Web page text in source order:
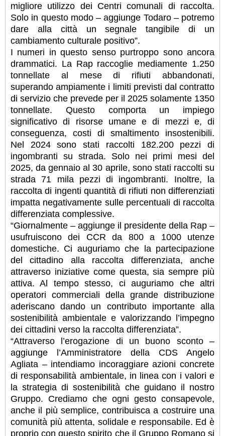
migliore utilizzo dei Centri comunali di raccolta.
Solo in questo modo – aggiunge Todaro – potremo
dare alla città un segnale tangibile di un
cambiamento culturale positivo”.
I numeri in questo senso purtroppo sono ancora
drammatici. La Rap raccoglie mediamente 1.250
tonnellate al mese di rifiuti abbandonati,
superando ampiamente i limiti previsti dal contratto
di servizio che prevede per il 2025 solamente 1350
tonnellate. Questo comporta un impiego
significativo di risorse umane e di mezzi e, di
conseguenza, costi di smaltimento insostenibili.
Nel 2024 sono stati raccolti 182.200 pezzi di
ingombranti su strada. Solo nei primi mesi del
2025, da gennaio al 30 aprile, sono stati raccolti su
strada 71 mila pezzi di ingombranti. Inoltre, la
raccolta di ingenti quantità di rifiuti non differenziati
impatta negativamente sulle percentuali di raccolta
differenziata complessive.
“Giornalmente – aggiunge il presidente della Rap –
usufruiscono dei CCR da 800 a 1000 utenze
domestiche. Ci auguriamo che la partecipazione
del cittadino alla raccolta differenziata, anche
attraverso iniziative come questa, sia sempre più
attiva. Al tempo stesso, ci auguriamo che altri
operatori commerciali della grande distribuzione
aderiscano dando un contributo importante alla
sostenibilità ambientale e valorizzando l’impegno
dei cittadini verso la raccolta differenziata”.
“Attraverso l’erogazione di un buono sconto –
aggiunge l’Amministratore della CDS Angelo
Agliata – intendiamo incoraggiare azioni concrete
di responsabilità ambientale, in linea con i valori e
la strategia di sostenibilità che guidano il nostro
Gruppo. Crediamo che ogni gesto consapevole,
anche il più semplice, contribuisca a costruire una
comunità più attenta, solidale e responsabile. Ed è
proprio con questo spirito che il Gruppo Romano si